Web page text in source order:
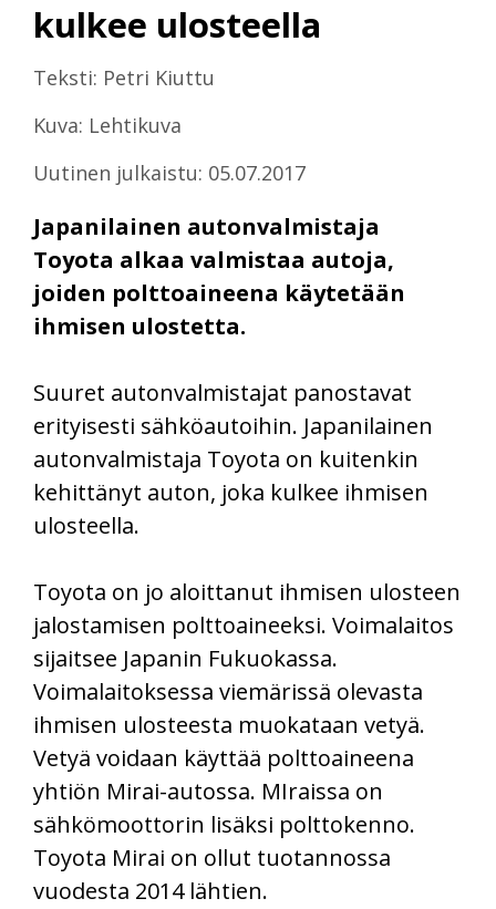
kulkee ulosteella
Teksti: Petri Kiuttu
Kuva: Lehtikuva
Uutinen julkaistu: 05.07.2017
Japanilainen autonvalmistaja
Toyota alkaa valmistaa autoja,
joiden polttoaineena käytetään
ihmisen ulostetta.
Suuret autonvalmistajat panostavat
erityisesti sähköautoihin. Japanilainen
autonvalmistaja Toyota on kuitenkin
kehittänyt auton, joka kulkee ihmisen
ulosteella.
Toyota on jo aloittanut ihmisen ulosteen
jalostamisen polttoaineeksi. Voimalaitos
sijaitsee Japanin Fukuokassa.
Voimalaitoksessa viemärissä olevasta
ihmisen ulosteesta muokataan vetyä.
Vetyä voidaan käyttää polttoaineena
yhtiön Mirai-autossa. MIraissa on
sähkömoottorin lisäksi polttokenno.
Toyota Mirai on ollut tuotannossa
vuodesta 2014 lähtien.